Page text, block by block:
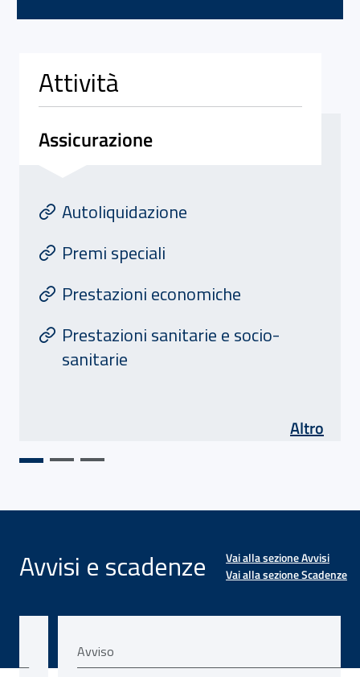
Attività
Assicurazione
Autoliquidazione
Premi speciali
Prestazioni economiche
Prestazioni sanitarie e socio-
sanitarie
Altro
Avvisi e scadenze
Vai alla sezione Avvisi
Vai alla sezione Scadenze
SOC6
5 agricoltura
Contributi associativi: apertura servizi telematici